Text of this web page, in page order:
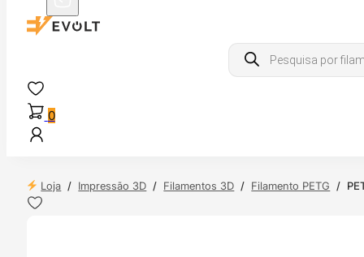
Products
search
0
Loja / Impressão 3D / Filamentos 3D / Filamento PETG /